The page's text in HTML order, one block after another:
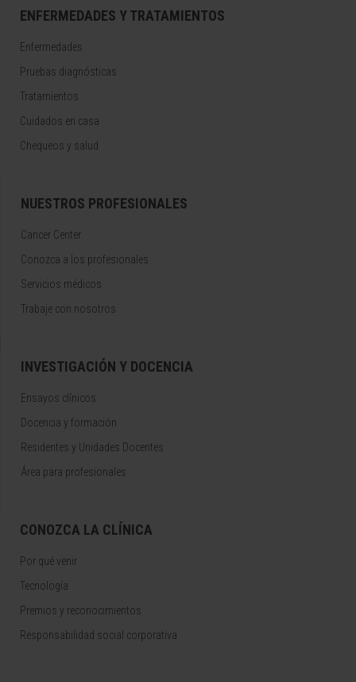
ENFERMEDADES Y TRATAMIENTOS
Enfermedades
Pruebas diagnósticas
Tratamientos
Cuidados en casa
Chequeos y salud
NUESTROS PROFESIONALES
Cancer Center
Conozca a los profesionales
Servicios médicos
Trabaje con nosotros
INVESTIGACIÓN Y DOCENCIA
Ensayos clínicos
Docencia y formación
Residentes y Unidades Docentes
Área para profesionales
CONOZCA LA CLÍNICA
Por qué venir
Tecnología
Premios y reconocimientos
Responsabilidad social corporativa